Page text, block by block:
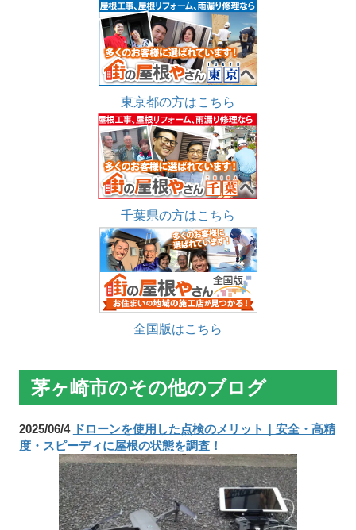
東京都の方はこちら
千葉県の方はこちら
全国版はこちら
茅ヶ崎市のその他のブログ
2025/06/4 ドローンを使用した点検のメリット｜安全・高精
度・スピーディに屋根の状態を調査！